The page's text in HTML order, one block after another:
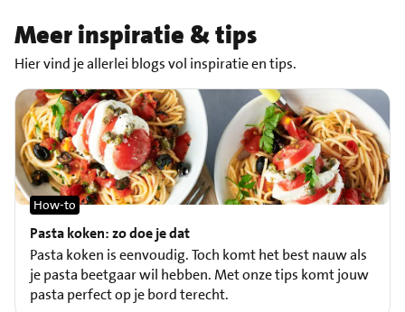
Meer inspiratie & tips
Hier vind je allerlei blogs vol inspiratie en tips.
Pasta koken: zo doe je dat
How-to
Pasta koken is eenvoudig. Toch komt het best nauw als
je pasta beetgaar wil hebben. Met onze tips komt jouw
pasta perfect op je bord terecht.